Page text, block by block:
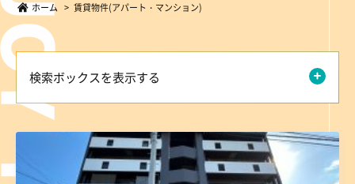
ホーム > 賃貸物件(アパート・マンション)
検索ボックスを表示する